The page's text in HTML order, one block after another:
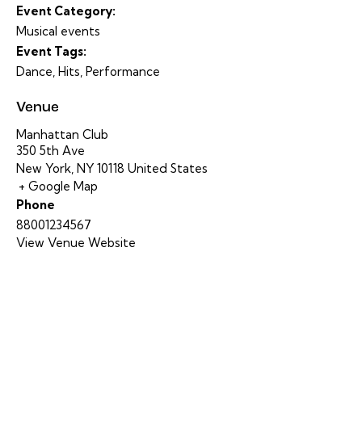
Event Category:
Musical events
Event Tags:
Dance, Hits, Performance
Venue
Manhattan Club
350 5th Ave
New York NY 10118 United States
+ Google Map
Phone
88001234567
View Venue Website